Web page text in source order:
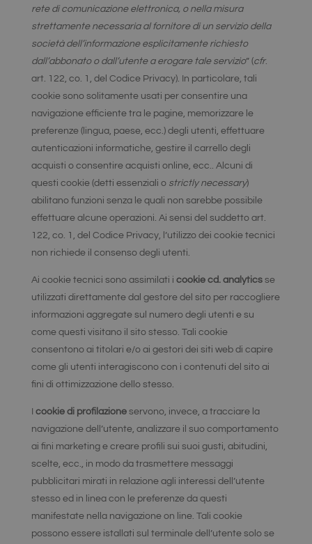
rete di comunicazione elettronica, o nella misura
strettamente necessaria al fornitore di un servizio della
società dell’informazione esplicitamente richiesto
dall’abbonato o dall’utente a erogare tale servizio” (cfr.
art. 122, co. 1, del Codice Privacy). In particolare, tali
cookie sono solitamente usati per consentire una
navigazione efficiente tra le pagine, memorizzare le
preferenze (lingua, paese, ecc.) degli utenti, effettuare
autenticazioni informatiche, gestire il carrello degli
acquisti o consentire acquisti online, ecc.. Alcuni di
questi cookie (detti essenziali o strictly necessary)
abilitano funzioni senza le quali non sarebbe possibile
effettuare alcune operazioni. Ai sensi del suddetto art.
122, co. 1, del Codice Privacy, l’utilizzo dei cookie tecnici
non richiede il consenso degli utenti.
Ai cookie tecnici sono assimilati i cookie cd. analytics se
utilizzati direttamente dal gestore del sito per raccogliere
informazioni aggregate sul numero degli utenti e su
come questi visitano il sito stesso. Tali cookie
consentono ai titolari e/o ai gestori dei siti web di capire
come gli utenti interagiscono con i contenuti del sito ai
fini di ottimizzazione dello stesso.
cookie di profilazioneservono, invece, a tracciare la
navigazione dell’utente, analizzare il suo comportamento
ai fini marketing e creare profili sui suoi gusti, abitudini,
scelte, ecc., in modo da trasmettere messaggi
pubblicitari mirati in relazione agli interessi dell’utente
stesso ed in linea con le preferenze da questi
manifestate nella navigazione on line. Tali cookie
possono essere istallati sul terminale dell’utente solo se